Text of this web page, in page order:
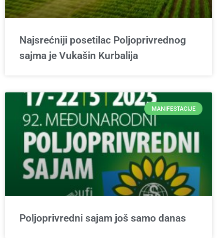
Najsrećniji posetilac Poljoprivrednog
sajma je Vukašin Kurbalija
MANIFESTACIJE
Poljoprivredni sajam još samo danas